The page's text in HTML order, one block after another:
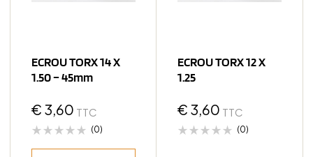
ECROU TORX 14 X
1.50 – 45mm
€ 3,60 TTC
(0)
ECROU TORX 12 X
1.25
€ 3,60 TTC
(0)